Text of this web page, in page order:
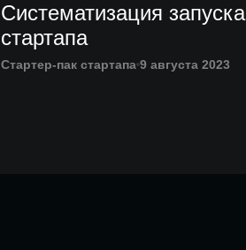
Систематизация запуска
стартапа
Стартер-пак стартапа 9 августа 2023